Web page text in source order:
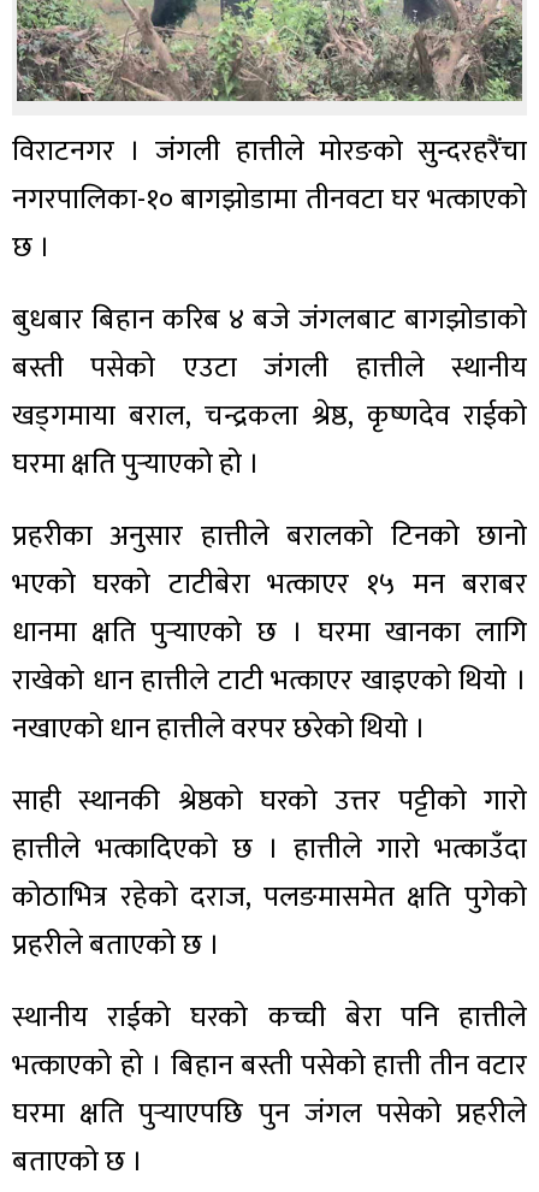
विराटनगर । जंगली हात्तीले मोरङको सुन्दरहरैंचा
नगरपालिका-१० बागझोडामा तीनवटा घर भत्काएको
छ ।
बुधबार बिहान करिब ४ बजे जंगलबाट बागझोडाको
बस्ती पसेको एउटा जंगली हात्तीले स्थानीय
खड्गमाया बराल, चन्द्रकला श्रेष्ठ, कृष्णदेव राईको
घरमा क्षति पुर्‍याएको हो ।
प्रहरीका अनुसार हात्तीले बरालको टिनको छानो
भएको घरको टाटीबेरा भत्काएर १५ मन बराबर
धानमा क्षति पुर्‍याएको छ । घरमा खानका लागि
राखेको धान हात्तीले टाटी भत्काएर खाइएको थियो ।
नखाएको धान हात्तीले वरपर छरेको थियो ।
साही स्थानकी श्रेष्ठको घरको उत्तर पट्टीको गारो
हात्तीले भत्कादिएको छ । हात्तीले गारो भत्काउँदा
कोठाभित्र रहेको दराज, पलङमासमेत क्षति पुगेको
प्रहरीले बताएको छ ।
स्थानीय राईको घरको कच्ची बेरा पनि हात्तीले
भत्काएको हो । बिहान बस्ती पसेको हात्ती तीन वटार
घरमा क्षति पुर्‍याएपछि पुन जंगल पसेको प्रहरीले
बताएको छ ।